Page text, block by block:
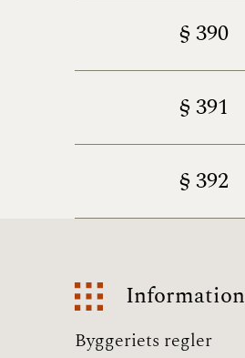
§ 390
§ 391
§ 392
Information
Information
Byggeriets regler